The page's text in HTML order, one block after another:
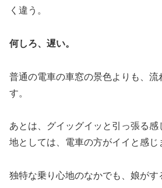
く違う。
何しろ、遅い。
普通の電車の車窓の景色よりも、流
す。
あとは、グイッグイッと引っ張る
地としては、電車の方がイイと感じ
独特な乗り心地のなかでも、娘が